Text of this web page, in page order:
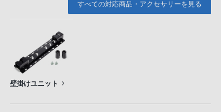
すべての対応商品・アクセサリーを見る
壁掛けユニット